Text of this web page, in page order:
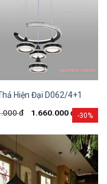
-30%
Hiện Đại D062/4+1
đ 1.660.000đ